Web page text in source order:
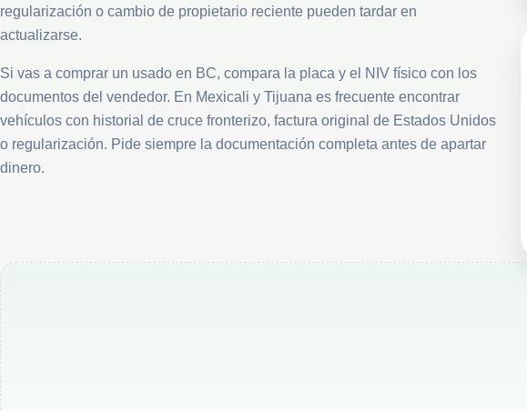
regularización o cambio de propietario reciente pueden tardar en
actualizarse.
Si vas a comprar un usado en BC, compara la placa y el NIV físico con los
documentos del vendedor. En Mexicali y Tijuana es frecuente encontrar
vehículos con historial de cruce fronterizo, factura original de Estados Unidos
o regularización. Pide siempre la documentación completa antes de apartar
dinero.